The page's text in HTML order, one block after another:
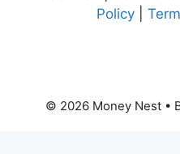
Policy|
© 2026 Money Nest •